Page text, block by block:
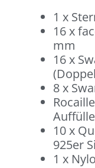
1 x
16 x
mm
16 x
8 x
10 x
925er
1 x